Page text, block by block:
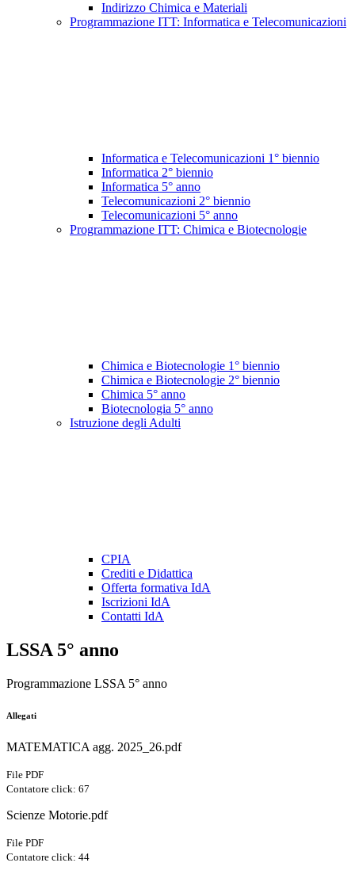
Indirizzo Chimica e Materiali
Programmazione ITT: Informatica e Telecomunicazioni
Informatica e Telecomunicazioni 1° biennio
Informatica 2° biennio
Informatica 5° anno
Telecomunicazioni 2° biennio
Telecomunicazioni 5° anno
Programmazione ITT: Chimica e Biotecnologie
Chimica e Biotecnologie 1° biennio
Chimica e Biotecnologie 2° biennio
Chimica 5° anno
Biotecnologia 5° anno
Istruzione degli Adulti
CPIA
Crediti e Didattica
Offerta formativa IdA
Iscrizioni IdA
Contatti IdA
LSSA 5° anno
Programmazione LSSA 5° anno
Allegati
MATEMATICA agg. 2025_26.pdf
File PDF
Contatore click: 67
Scienze Motorie.pdf
File PDF
Contatore click: 44